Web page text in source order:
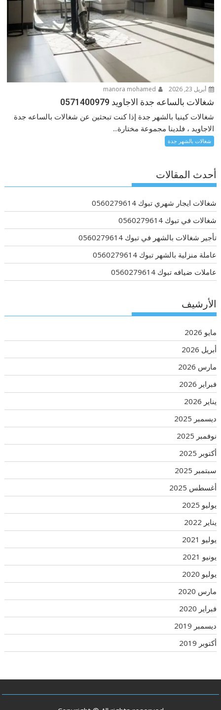
أبريل 23, 2026
شغالات بالساعه جدة الاجاويد 0571400979
شغالات كينيا بالشهر جدة إذا كنت تبحثين عن شغالات بالساعه جدة
الاجاويد ، فلدينا مجموعة مختارة...
شغالات بالشهر جدة
أحدث المقالات
شغالات ايجار شهري تبوك 0560279614
شغالات في تبوك 0560279614
تأجير شغالات بالشهر في تبوك 0560279614
عاملة منزلية بالشهر تبوك 0560279614
عاملات ضيافه تبوك 0560279614
الأرشيف
مايو 2026
أبريل 2026
مارس 2026
فبراير 2026
يناير 2026
ديسمبر 2025
نوفمبر 2025
أكتوبر 2025
سبتمبر 2025
أغسطس 2025
يوليو 2025
يناير 2022
يوليو 2021
يونيو 2021
يوليو 2020
مارس 2020
فبراير 2020
ديسمبر 2019
أكتوبر 2019